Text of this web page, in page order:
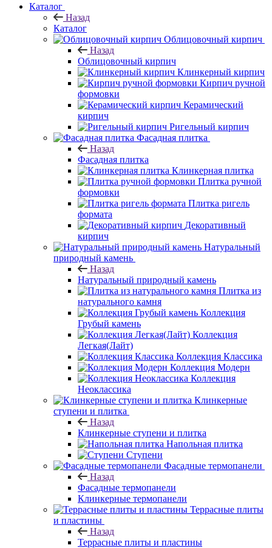
Каталог
Назад
Каталог
Облицовочный кирпич
Назад
Облицовочный кирпич
Клинкерный кирпич
Кирпич ручной
формовки
Керамический
кирпич
Ригельный кирпич
Фасадная плитка
Назад
Фасадная плитка
Клинкерная плитка
Плитка ручной
формовки
Плитка ригель
формата
Декоративный
кирпич
Натуральный
природный камень
Назад
Натуральный природный камень
Плитка из
натурального камня
Коллекция
Грубый камень
Коллекция
Легкая(Лайт)
Коллекция Классика
Коллекция Модерн
Коллекция
Неоклассика
Клинкерные
ступени и плитка
Назад
Клинкерные ступени и плитка
Напольная плитка
Ступени
Фасадные термопанели
Назад
Фасадные термопанели
Клинкерные термопанели
Террасные плиты
и пластины
Назад
Террасные плиты и пластины